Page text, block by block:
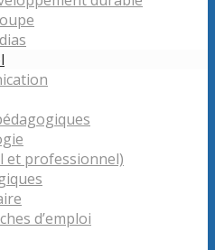
et professionnel)
d’emploi